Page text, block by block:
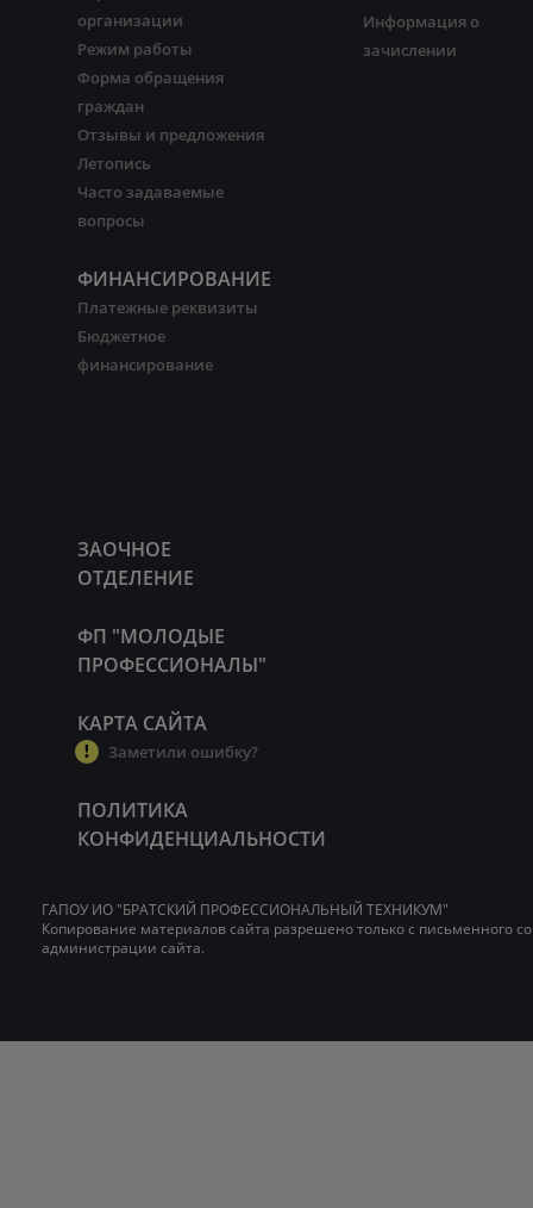
организации
Режим работы
Форма обращения
граждан
Отзывы и предложения
Летопись
Часто задаваемые
вопросы
ФИНАНСИРОВАНИЕ
Платежные реквизиты
Бюджетное
финансирование
Информация о
зачислении
ЗАОЧНОЕ
ОТДЕЛЕНИЕ
ФП "МОЛОДЫЕ
ПРОФЕССИОНАЛЫ"
КАРТА САЙТА
Заметили ошибку?
ПОЛИТИКА
КОНФИДЕНЦИАЛЬНОСТИ
ГАПОУ ИО "БРАТСКИЙ ПРОФЕССИОНАЛЬНЫЙ ТЕХНИКУМ"
Копирование материалов сайта разрешено только с письменного
администрации сайта.